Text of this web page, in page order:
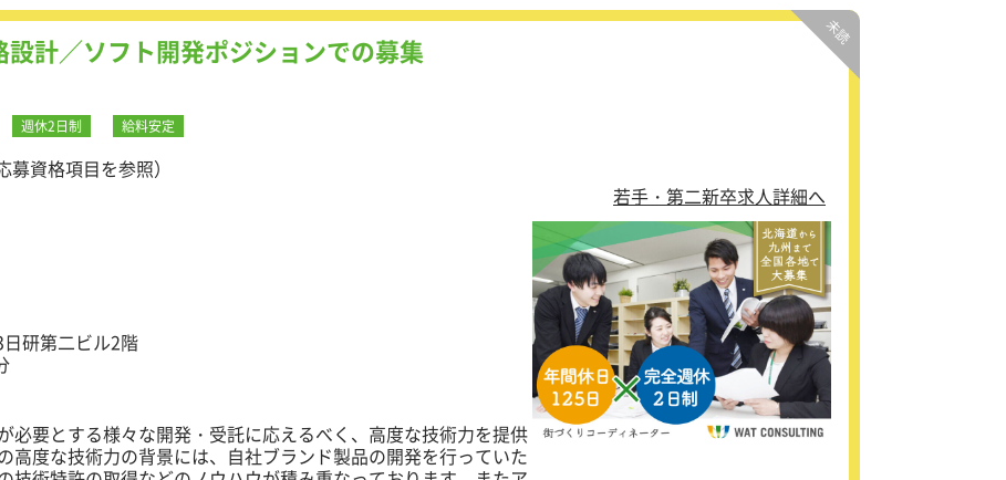
となります。
しての勤務になります。
しての契約に切り替わります。
昨年度実績：入社242名中、235名が正社員登用）。
、ITに関する基礎知識を深めていただきます。
や「サーバ・ネットワークの基礎知識」などをイチから学んでい
OS」だけでなく「Linux OS」にも触れて、基本的なオペレーシ
AP、DB等)のパッケージインストール、及び設定変更を通し
オペレーション技術を指導します。
用いて、「ファイルサーバ」や「チャットサーバ」の構築を行い
「詳細設計・テスト項目・パラメーターシートの作成」→「ファ
ト項目を基に動作確認」→「研修講師にプレゼンテーション」
で課題をこなします。
計／ソフト開発ポジションでの募集
週休2日制 給料安定
資格項目を参照）
若手・第二新卒求人詳細へ
研第二ビル2階
必要とする様々な開発・受託に応えるべく、高度な技術力を提供
高度な技術力の背景には、自社ブランド製品の開発を行っていた